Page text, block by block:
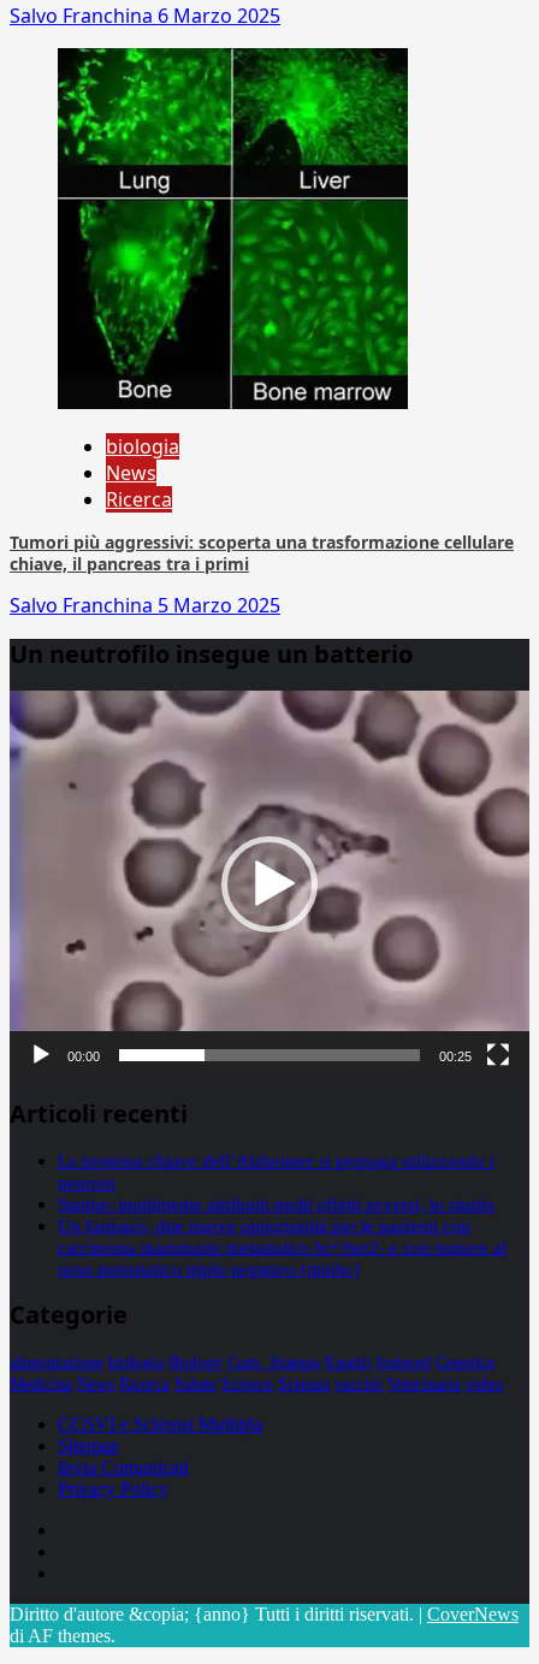
Salvo Franchina 6 Marzo 2025
biologia
News
Ricerca
Tumori più aggressivi: scoperta una trasformazione cellulare
chiave, il pancreas tra i primi
Salvo Franchina 5 Marzo 2025
Un neutrofilo insegue un batterio
Player
00:00 00:25
Articoli recenti
La proteina chiave dell’Alzheimer si propaga utilizzando i
neuroni
Statine: inutilmente attribuiti molti effetti avversi, lo studio
Un farmaco, due nuove opportunità per le pazienti con
carcinoma mammario metastatico hr+/her2- e con tumore al
seno metastatico triplo negativo (mtnbc)
Categorie
alimentazione biologia Biology Com. Stampa Epatiti featured Genetica
Medicina News Ricerca Salute Science Scienza vaccini Veterinaria video
CCSVI e Sclerosi Multipla
Sitemap
Invia Comunicati
Privacy Policy
Diritto d'autore &copia; {anno} Tutti i diritti riservati. | CoverNews
di AF themes.